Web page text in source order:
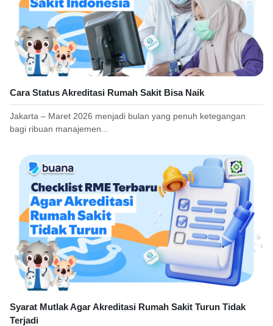
Cara Status Akreditasi Rumah Sakit Bisa Naik
Jakarta – Maret 2026 menjadi bulan yang penuh ketegangan
bagi ribuan manajemen...
Syarat Mutlak Agar Akreditasi Rumah Sakit Turun Tidak
Terjadi